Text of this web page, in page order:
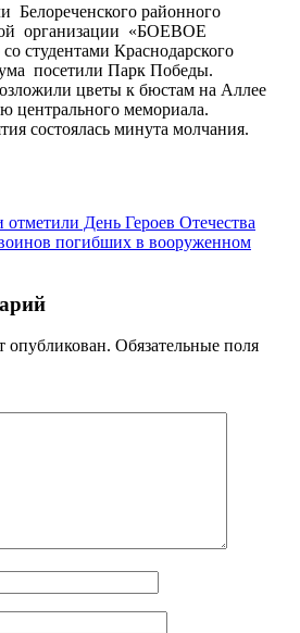
Белореченского районного
организации «БОЕВОЕ
студентами Краснодарского
посетили Парк Победы.
цветы к бюстам на Аллее
центрального мемориала.
состоялась минута молчания.
День Героев Отечества
погибших в вооруженном
опубликован. Обязательные поля